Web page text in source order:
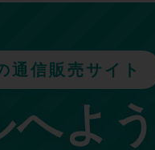
通信販売サイト
へよ
歯科技工所向け通販サ